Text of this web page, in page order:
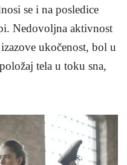
se i na posledice
Nedovoljna aktivnost
ukočenost, bol u
tela u toku sna,